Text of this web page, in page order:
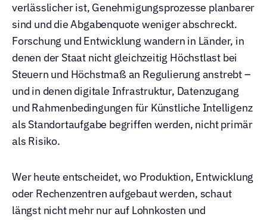
verlässlicher ist, Genehmigungsprozesse planbarer
sind und die Abgabenquote weniger abschreckt.
Forschung und Entwicklung wandern in Länder, in
denen der Staat nicht gleichzeitig Höchstlast bei
Steuern und Höchstmaß an Regulierung anstrebt –
und in denen digitale Infrastruktur, Datenzugang
und Rahmenbedingungen für Künstliche Intelligenz
als Standortaufgabe begriffen werden, nicht primär
als Risiko.
Wer heute entscheidet, wo Produktion, Entwicklung
oder Rechenzentren aufgebaut werden, schaut
längst nicht mehr nur auf Lohnkosten und